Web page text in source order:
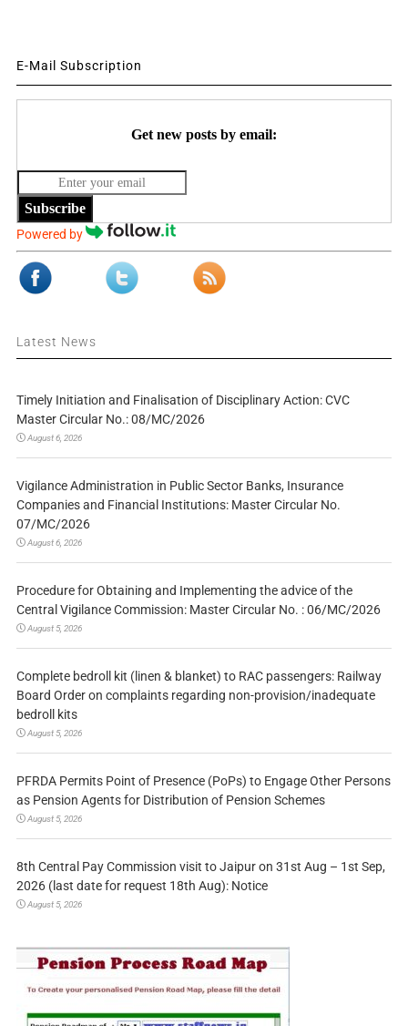
E-Mail Subscription
Get new posts by email:
Subscribe
Powered by
Latest News
Timely Initiation and Finalisation of Disciplinary Action: CVC
Master Circular No.: 08/MC/2026
August 6, 2026
Vigilance Administration in Public Sector Banks, Insurance
Companies and Financial Institutions: Master Circular No.
07/MC/2026
August 6, 2026
Procedure for Obtaining and Implementing the advice of the
Central Vigilance Commission: Master Circular No. : 06/MC/2026
August 5, 2026
Complete bedroll kit (linen & blanket) to RAC passengers: Railway
Board Order on complaints regarding non-provision/inadequate
bedroll kits
August 5, 2026
PFRDA Permits Point of Presence (PoPs) to Engage Other Persons
as Pension Agents for Distribution of Pension Schemes
August 5, 2026
8th Central Pay Commission visit to Jaipur on 31st Aug – 1st Sep,
2026 (last date for request 18th Aug): Notice
August 5, 2026